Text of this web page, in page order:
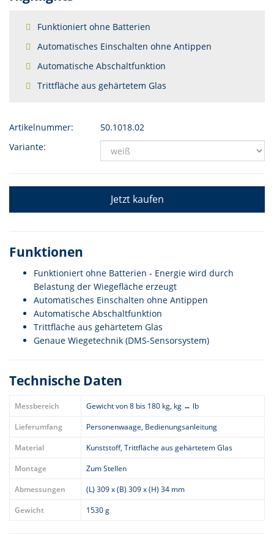
Funktioniert ohne Batterien
Automatisches Einschalten ohne Antippen
Automatische Abschaltfunktion
Trittfläche aus gehärtetem Glas
Artikelnummer:
50.1018.02
Variante:
Jetzt kaufen
Funktionen
Funktioniert ohne Batterien - Energie wird durch
Belastung der Wiegefläche erzeugt
Automatisches Einschalten ohne Antippen
Automatische Abschaltfunktion
Trittfläche aus gehärtetem Glas
Genaue Wiegetechnik (DMS-Sensorsystem)
Technische Daten
Messbereich
Gewicht von 8 bis 180 kg, kg ↔ lb
Lieferumfang
Personenwaage, Bedienungsanleitung
Material
Kunststoff, Trittfläche aus gehärtetem Glas
Montage
Zum Stellen
Abmessungen
(L) 309 x (B) 309 x (H) 34 mm
Gewicht
1530 g